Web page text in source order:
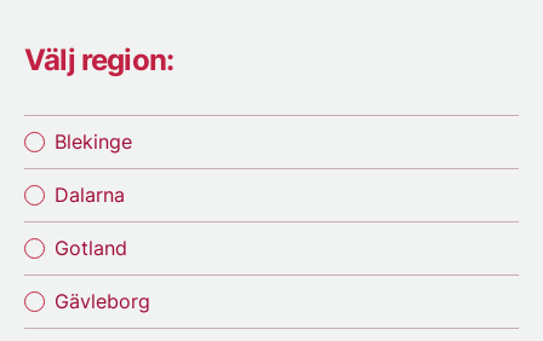
Välj region:
Blekinge
Dalarna
Gotland
Gävleborg